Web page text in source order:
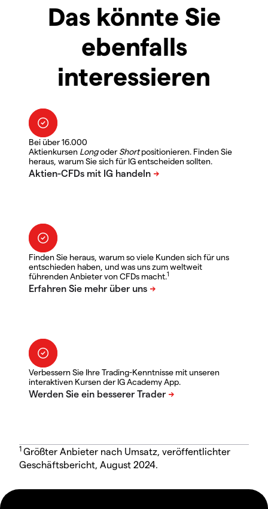
Das könnte Sie
ebenfalls
interessieren
Bei über 16.000
Aktienkursen LongoderShortpositionieren. Finden Sie
heraus, warum Sie sich für IG entscheiden sollten.
Finden Sie heraus, warum so viele Kunden sich für uns
entschieden haben, und was uns zum weltweit
führenden Anbieter von CFDs macht.1
Verbessern Sie Ihre Trading-Kenntnisse mit unseren
interaktiven Kursen der IG Academy App.
1 Größter Anbieter nach Umsatz, veröffentlichter
Geschäftsbericht, August 2024.